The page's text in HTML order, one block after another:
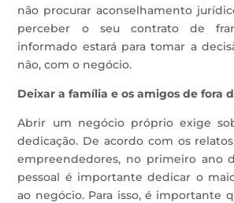
não procurar aconselhamento
perceber o seu contrato de
informado estará para tomar a
não, com o negócio.
Deixar a família e os amigos de fora
Abrir um negócio próprio exige
dedicação. De acordo com os
empreendedores, no primeiro ano
pessoal é importante dedicar o
ao negócio. Para isso, é importante